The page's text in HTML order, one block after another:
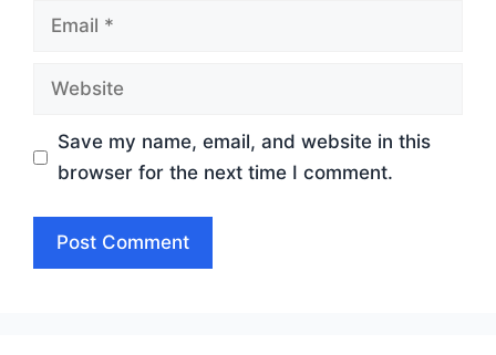
Email
Website
Save my name, email, and website in this
browser for the next time I comment.